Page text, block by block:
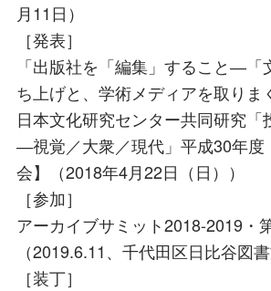
月11日）
［発表］
「出版社を「編集」すること―「
ち上げと、学術メディアを取りま
日本文化研究センター共同研究「
―視覚／大衆／現代」平成30年度
会】（2018年4月22日（日））
［参加］
アーカイブサミット2018-2019・
（2019.6.11、千代田区日比谷図書
［装丁］